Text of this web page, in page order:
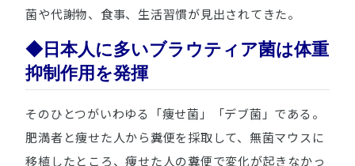
菌や代謝物、食事、生活習慣が見出されてきた。
◆日本人に多いブラウティア菌は体重
抑制作用を発揮
そのひとつがいわゆる「痩せ菌」「デブ菌」である。
肥満者と痩せた人から糞便を採取して、無菌マウスに
移植したところ、痩せた人の糞便で変化が起きなかっ